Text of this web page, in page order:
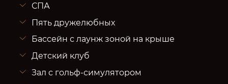
СПА
Пять дружелюбных
Бассейн с лаунж зоной на крыше
Детский клуб
Зал с гольф-симулятором